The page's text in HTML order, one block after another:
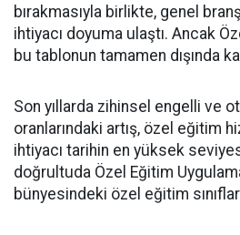
bırakmasıyla birlikte, genel
ihtiyacı doyuma ulaştı. Ancak
bu tablonun tamamen dışında
​Son yıllarda zihinsel engelli ve
oranlarındaki artış, özel eğitim
ihtiyacı tarihin en yüksek
doğrultuda Özel Eğitim
bünyesindeki özel eğitim